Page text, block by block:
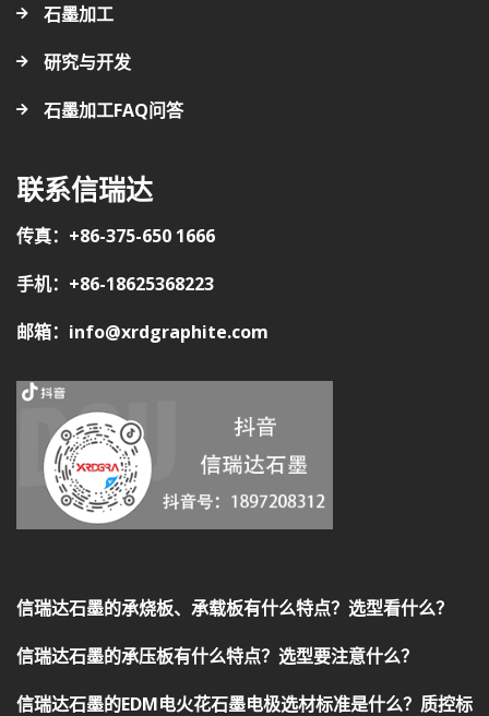
石墨加工
研究与开发
石墨加工FAQ问答
联系信瑞达
传真：+86-375-650 1666
手机：+86-18625368223
邮箱：info@xrdgraphite.com
信瑞达石墨的承烧板、承载板有什么特点？选型看什么？
信瑞达石墨的承压板有什么特点？选型要注意什么？
信瑞达石墨的EDM电火花石墨电极选材标准是什么？质控标